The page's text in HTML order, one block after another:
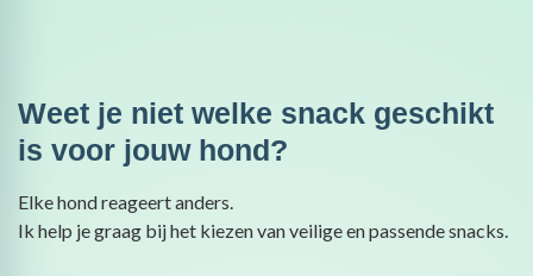
Weet je niet welke snack geschikt
is voor jouw hond?
Elke hond reageert anders.
Ik help je graag bij het kiezen van veilige en passende snacks.